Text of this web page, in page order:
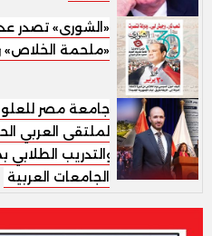
«الشورى» تصدر
«ملحمة الخلاص»
جامعة مصر
الملتقى العربي
والتدريب
الجامعات العربية